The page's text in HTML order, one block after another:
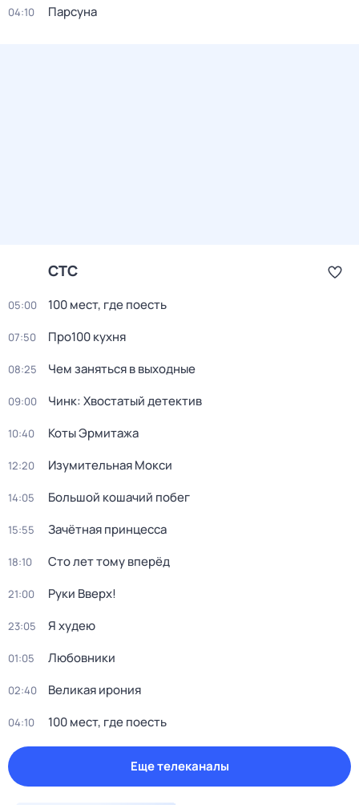
04:10 Парсуна
СТС
05:00 100 мест, где поесть
07:50 Про100 кухня
08:25 Чем заняться в выходные
09:00 Чинк: Хвостатый детектив
10:40 Коты Эрмитажа
12:20 Изумительная Мокси
14:05 Большой кошачий побег
15:55 Зачётная принцесса
18:10 Сто лет тому вперёд
21:00 Руки Bвеpх!
23:05 Я худею
01:05 Любовники
02:40 Великая ирония
04:10 100 мест, где поесть
Еще телеканалы